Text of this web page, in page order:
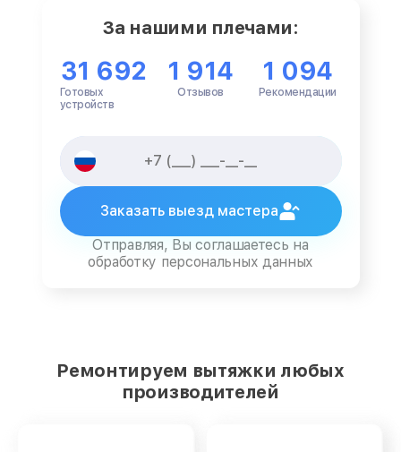
За нашими плечами:
31 692
Готовых
устройств
1 914
Отзывов
1 094
Рекомендации
Заказать выезд мастера
Отправляя, Вы соглашаетесь на
обработку персональных данных
Ремонтируем вытяжки любых
производителей